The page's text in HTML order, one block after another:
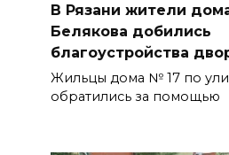
В Рязани жители
Белякова добились
благоустройства
Жильцы дома № 17 по
обратились за помощью